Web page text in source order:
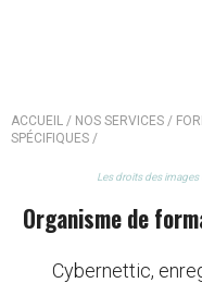
ACCUEIL / NOS SERVICES /
SPÉCIFIQUES /
Les droits des
Organisme de
Cybernettic,